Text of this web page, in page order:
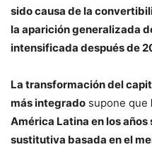
sido causa de la
la aparición generalizada
intensificada después de
La transformación del
más integrado supone que
América Latina en los
sustitutiva basada en el